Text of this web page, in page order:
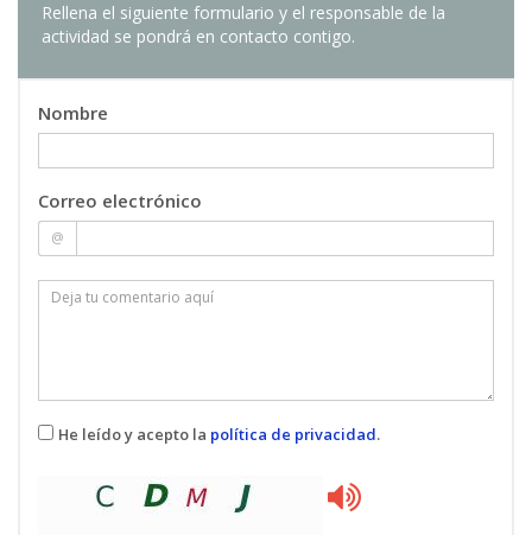
necesitara, siempre con la ayuda de un tutor que
le puede ir guiando en cada paso
Rellena el siguiente formulario y el responsable de la
actividad se pondrá en contacto contigo.
Nombre
Correo electrónico
@
He leído y acepto la política de privacidad.